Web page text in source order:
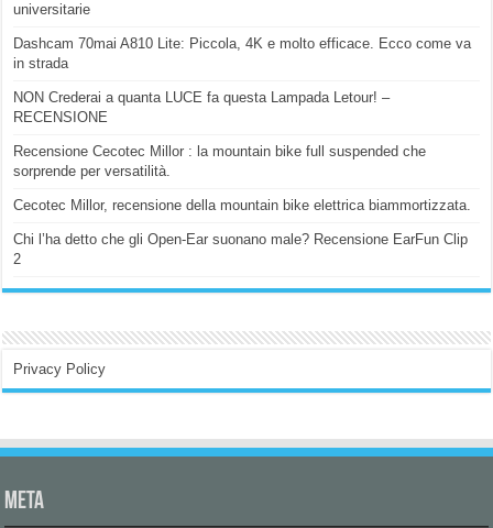
universitarie
Dashcam 70mai A810 Lite: Piccola, 4K e molto efficace. Ecco come va
in strada
NON Crederai a quanta LUCE fa questa Lampada Letour! –
RECENSIONE
Recensione Cecotec Millor : la mountain bike full suspended che
sorprende per versatilità.
Cecotec Millor, recensione della mountain bike elettrica biammortizzata.
Chi l’ha detto che gli Open-Ear suonano male? Recensione EarFun Clip
2
Privacy Policy
Meta